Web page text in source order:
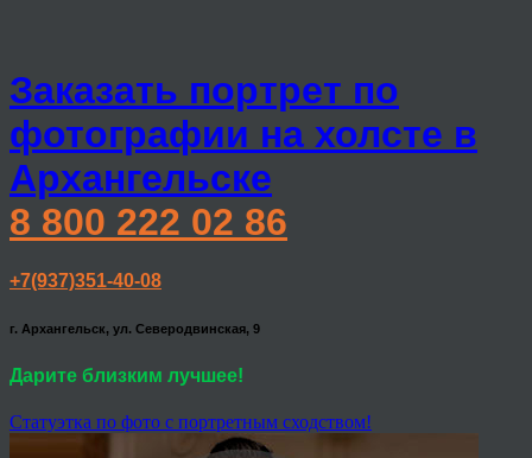
Заказать портрет по
фотографии на холсте в
Архангельске
8 800 222 02 86
+7(937)351-40-08
г. Архангельск, ул. Северодвинская, 9
Дарите близким лучшее!
Статуэтка по фото с портретным сходством!